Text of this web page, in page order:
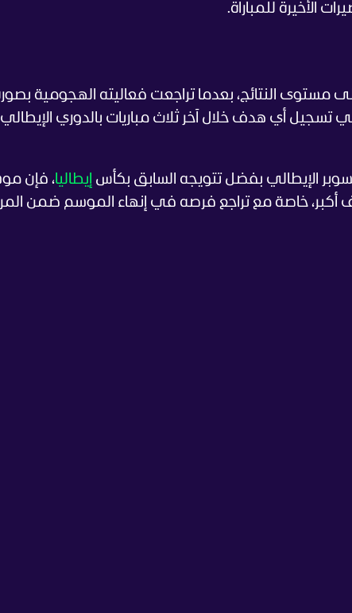
الأخيرة للمباراة.
مستوى النتائج، بعدما تراجعت فعاليته الهجومية
تسجيل أي هدف خلال آخر ثلاث مباريات بالدوري
الإيطالي بفضل تتويجه السابق بكأس إيطاليا، فإن
أكبر، خاصة مع تراجع فرصه في إنهاء الموسم ضمن